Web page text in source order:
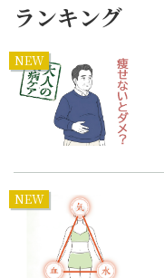
ランキング
NEW
NEW